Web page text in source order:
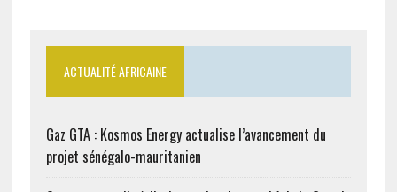
ACTUALITÉ AFRICAINE
Gaz GTA : Kosmos Energy actualise l’avancement du
projet sénégalo-mauritanien